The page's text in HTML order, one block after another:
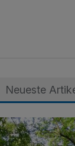
Neueste